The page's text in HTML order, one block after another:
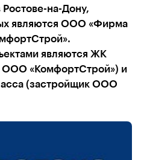
на-Дону,
являются ООО «Фирма
являются ЖК
ООО «КомфортСтрой») и
(застройщик ООО